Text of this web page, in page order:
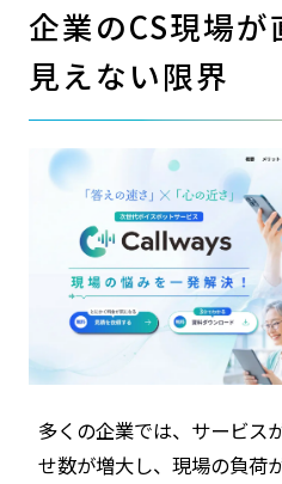
企業のCS現場
見えない限界
多くの企業では、サービス
せ数が増大し、現場の負荷